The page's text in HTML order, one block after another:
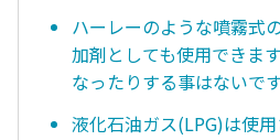
ハーレーのような噴霧式
加剤としても使用できま
なったりする事はないで
液化石油ガス(LPG)は使